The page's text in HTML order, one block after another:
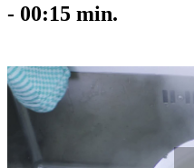
- 00:15 min.